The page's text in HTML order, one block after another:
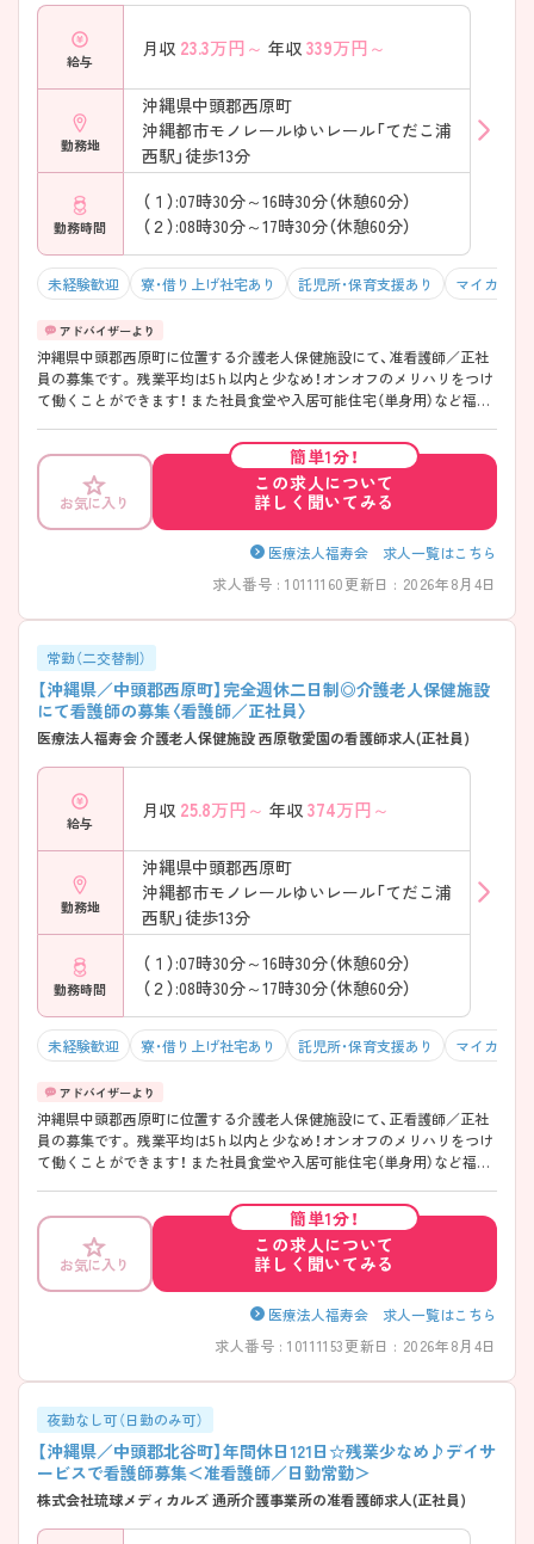
給与
月収 23.3万円～ 年収 339万円～
勤務地
沖縄県中頭郡西原町
沖縄都市モノレールゆいレール「てだこ浦
西駅」徒歩13分
勤務時間
（１）:07時30分～16時30分（休憩60分）
（２）:08時30分～17時30分（休憩60分）
未経験歓迎 寮・借り上げ社宅あり 託児所・保育支援あり マイカー通
沖縄県中頭郡西原町に位置する介護老人保健施設にて、准看護師／正社
員の募集です。 残業平均は5ｈ以内と少なめ！オンオフのメリハリをつけ
て働くことができます！ また社員食堂や入居可能住宅（単身用）など福利
らに詳細をお話しいたしますのでお気軽にご相談ください！
お気に入り
簡単1分！
この求人について
詳しく聞いてみる
医療法人福寿会 求人一覧はこちら
求人番号 : 10111160更新日 : 2026年8月4日
常勤（二交替制）
【沖縄県／中頭郡西原町】完全週休二日制◎介護老人保健施設
にて看護師の募集〈看護師／正社員〉
医療法人福寿会 介護老人保健施設 西原敬愛園の看護師求人(正社員)
給与
月収 25.8万円～ 年収 374万円～
勤務地
沖縄県中頭郡西原町
沖縄都市モノレールゆいレール「てだこ浦
西駅」徒歩13分
勤務時間
（１）:07時30分～16時30分（休憩60分）
（２）:08時30分～17時30分（休憩60分）
未経験歓迎 寮・借り上げ社宅あり 託児所・保育支援あり マイカー通
沖縄県中頭郡西原町に位置する介護老人保健施設にて、正看護師／正社
員の募集です。 残業平均は5ｈ以内と少なめ！オンオフのメリハリをつけ
て働くことができます！ また社員食堂や入居可能住宅（単身用）など福利
らに詳細をお話しいたしますのでお気軽にご相談ください！
お気に入り
簡単1分！
この求人について
詳しく聞いてみる
医療法人福寿会 求人一覧はこちら
求人番号 : 10111153更新日 : 2026年8月4日
夜勤なし可（日勤のみ可）
【沖縄県／中頭郡北谷町】年間休日121日☆残業少なめ♪デイサ
ービスで看護師募集＜准看護師／日勤常勤＞
株式会社琉球メディカルズ 通所介護事業所の准看護師求人(正社員)